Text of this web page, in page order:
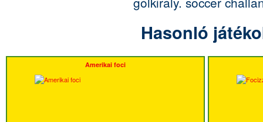
Hasonló
Amerikai foci